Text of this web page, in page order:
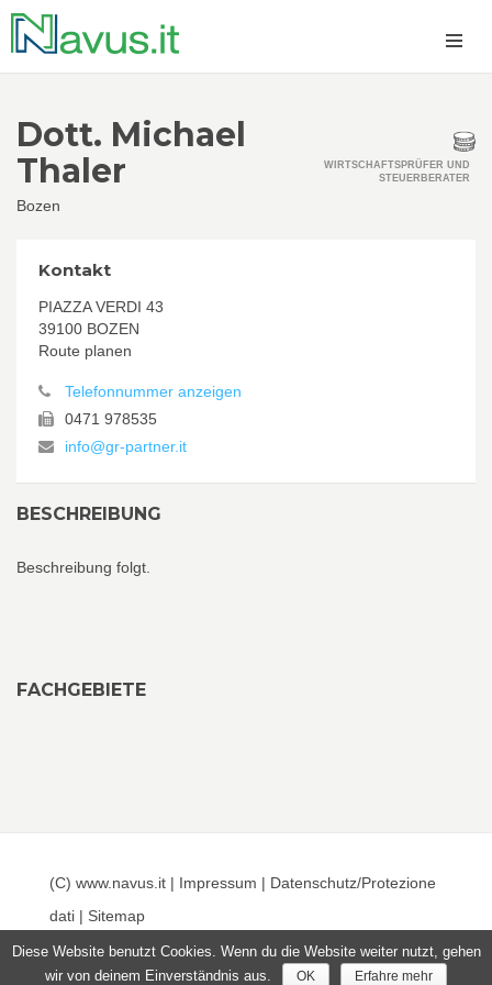
Dott. Michael
Thaler
Bozen
WIRTSCHAFTSPRÜFER UND
STEUERBERATER
Kontakt
PIAZZA VERDI 43
39100 BOZEN
Route planen
Telefonnummer anzeigen
0471 978535
info@gr-partner.it
BESCHREIBUNG
Beschreibung folgt.
FACHGEBIETE
(C) www.navus.it | Impressum | Datenschutz/Protezione
dati | Sitemap
Diese Website benutzt Cookies. Wenn du die Website weiter nutzt, gehen
wir von deinem Einverständnis aus.
OK Erfahre mehr